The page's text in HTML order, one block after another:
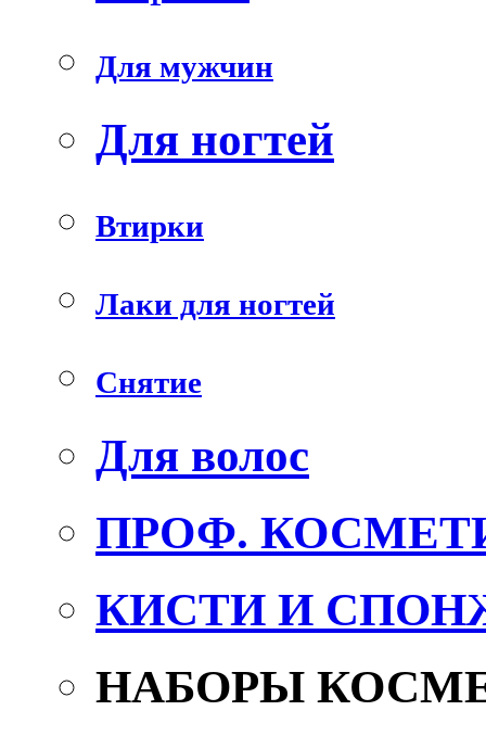
Для мужчин
Для ногтей
Втирки
Лаки для ногтей
Снятие
Для волос
ПРОФ.
КИСТИ И
НАБОРЫ